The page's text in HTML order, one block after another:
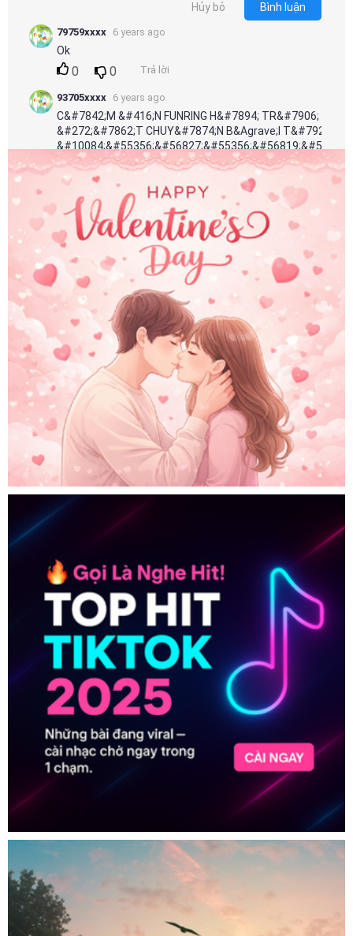
Hủy bỏ Bình luận
79759xxxx 6 years ago
Ok
0 0 Trả lời
93705xxxx 6 years ago
C&#7842;M &#416;N FUNRING H&#7894; TR&#7906;
&#272;&#7862;T CHUY&#7874;N B&Agrave;I T&#7920;
1 1 Trả lời
93705xxxx 6 years ago
C&#7842;M &#416;N FUNRING H&#7894;
&#272;&#7862;T CHUY&#7874;N B&Agrave;I
1 1 Trả lời